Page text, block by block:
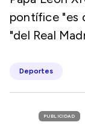
pontífice "es
"del Real
Deportes
PUBLICIDAD